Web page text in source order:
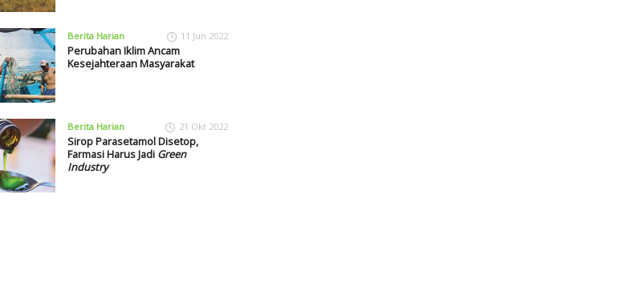
Berita Harian 11 Jun 2022
Perubahan Iklim Ancam
Kesejahteraan Masyarakat
Berita Harian 21 Okt 2022
Sirop Parasetamol Disetop,
Farmasi Harus Jadi Green
Industry